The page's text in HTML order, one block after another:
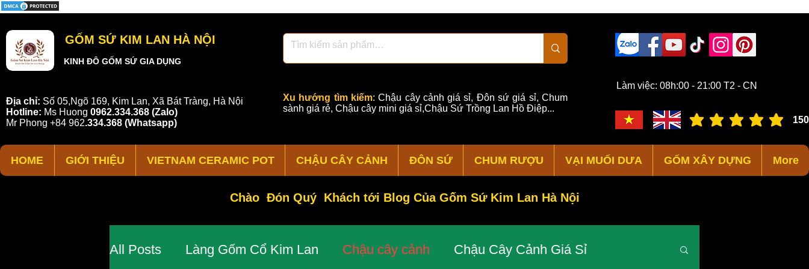
Chào Đón Quý Khách tới Blog Của Gốm Sứ Kim Lan Hà Nội
All Posts Làng Gốm Cổ Kim Lan Chậu cây cảnh Chậu Cây Cảnh Giá Sỉ
Làm việc: 08h:00 - 21:00 T2 - CN
Xu hướng tìm kiếm:Chậu cây cảnh giá sỉ, Đôn sứ giá sỉ,Chum
sành giá rẻ, Chậu cây mini giá sỉ,Chậu Sứ Trồng Lan Hồ Điệp...
Địa chỉ: Số 05,Ngõ 169, Kim Lan, Xã Bát Tràng, Hà Nội
Hotline: Ms Huong 0962.334.368 (Zalo)
Mr Phong +84 962.334.368 (Whatsapp)
KINH ĐÔ GỐM SỨ GIA DỤNG
GỐM SỨ KIM LAN HÀ NỘI
HOME GIỚI THIỆU VIETNAM CERAMIC POT CHẬU CÂY CẢNH ĐÔN SỨ CHUM RƯỢU VẠI MUỐI DƯA GỐM XÂY DỰNG More
150
đánh giá trung bình là 3 /